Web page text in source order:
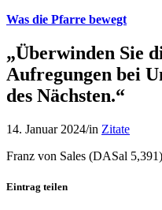
Was die Pfarre bewegt
„Überwinden Sie
Aufregungen bei
des Nächsten.“
14. Januar 2024/in Zitate
Franz von Sales (DASal 5,391)
Eintrag teilen